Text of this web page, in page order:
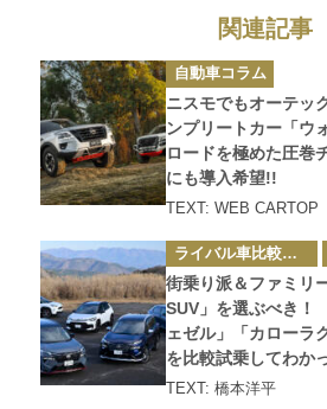
関連記事
カ
テ
ゴ
リ
ー
自動車コラム
ニスモでもオーテッ
ンプリートカー「
ロードを極めた圧巻
にも導入希望!!
TEXT: WEB
カ
テ
ゴ
リ
ー
ライバル車比較テスト
街乗り派＆ファミリ
SUV」を選ぶべき
ェゼル」「カローラ
を比較試乗してわか
TEXT: 橋本洋平